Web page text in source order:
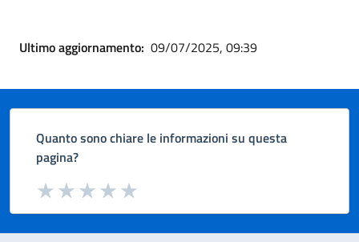
Ultimo aggiornamento: 09/07/2025, 09:39
Quanto sono chiare le informazioni su questa
pagina?
Valuta da 1 a 5 stelle la pagina
Valuta 5 stelle su 5
Valuta 4 stelle su 5
Valuta 3 stelle su 5
Valuta 2 stelle su 5
Valuta 1 stelle su 5